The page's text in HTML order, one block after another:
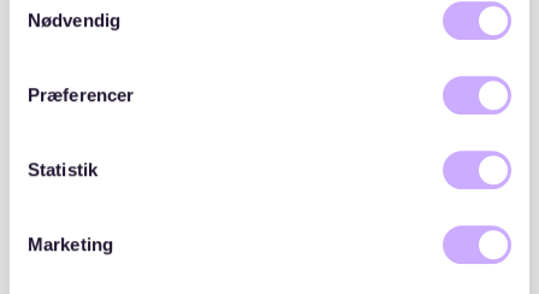
cookies, hvis du fortsætter med at anvende vores
Nødvendig
Præferencer
Statistik
Marketing